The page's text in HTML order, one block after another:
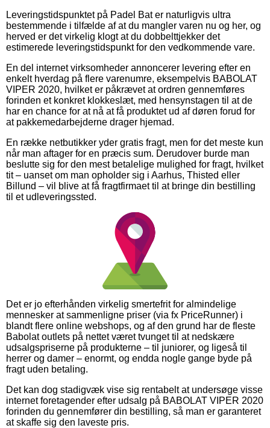
Leveringstidspunktet på Padel Bat er naturligvis ultra
bestemmende i tilfælde af at du mangler varen nu og her, og
herved er det virkelig klogt at du dobbelttjekker det
estimerede leveringstidspunkt for den vedkommende vare.
En del internet virksomheder annoncerer levering efter en
enkelt hverdag på flere varenumre, eksempelvis BABOLAT
VIPER 2020, hvilket er påkrævet at ordren gennemføres
forinden et konkret klokkeslæt, med hensynstagen til at de
har en chance for at nå at få produktet ud af døren forud for
at pakkemedarbejderne drager hjemad.
En række netbutikker yder gratis fragt, men for det meste kun
når man aftager for en præcis sum. Derudover burde man
beslutte sig for den mest betalelige mulighed for fragt, hvilket
tit – uanset om man opholder sig i Aarhus, Thisted eller
Billund – vil blive at få fragtfirmaet til at bringe din bestilling
til et udleveringssted.
Det er jo efterhånden virkelig smertefrit for almindelige
mennesker at sammenligne priser (via fx PriceRunner) i
blandt flere online webshops, og af den grund har de fleste
Babolat outlets på nettet været tvunget til at nedskære
udsalgspriserne på produkterne – til juniorer, og ligeså til
herrer og damer – enormt, og endda nogle gange byde på
fragt uden betaling.
Det kan dog stadigvæk vise sig rentabelt at undersøge visse
internet foretagender efter udsalg på BABOLAT VIPER 2020
forinden du gennemfører din bestilling, så man er garanteret
at skaffe sig den laveste pris.